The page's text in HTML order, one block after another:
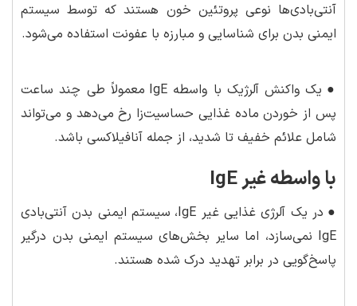
آنتی‌بادی‌ها نوعی پروتئین خون هستند که توسط سیستم
ایمنی بدن برای شناسایی و مبارزه با عفونت استفاده می‌شود.
●
یک واکنش آلرژیک با واسطه IgE معمولاً طی چند ساعت
پس از خوردن ماده غذایی حساسیت‌زا رخ می‌دهد و می‌تواند
شامل علائم خفیف تا شدید، از جمله آنافیلاکسی باشد.
با واسطه غیر IgE
●
در یک آلرژی غذایی غیر IgE، سیستم ایمنی بدن آنتی‌بادی
IgE نمی‌سازد، اما سایر بخش‌های سیستم ایمنی بدن درگیر
پاسخ‌گویی در برابر تهدید درک شده هستند.